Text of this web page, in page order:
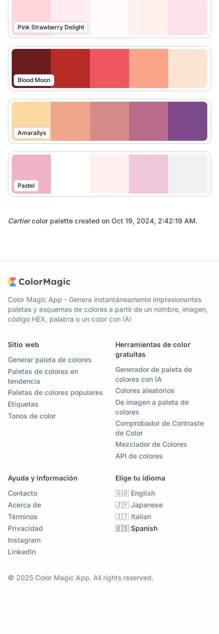
Pink Strawberry Delight
Blood Moon
Amarallys
Pastel
Cartiercolor palette created on Oct 19, 2024, 2:42:19 AM.
Color Magic App - Genera instantáneamente impresionantes
paletas y esquemas de colores a partir de un nombre, imagen,
código HEX, palabra o un color con IA!
Sitio web
Generar paleta de colores
Paletas de colores en
tendencia
Paletas de colores populares
Etiquetas
Tonos de color
Herramientas de color
gratuitas
Generador de paleta de
colores con IA
Colores aleatorios
De imagen a paleta de
colores
Comprobador de Contraste
de Color
Mezclador de Colores
API de colores
Ayuda y información
Contacto
Acerca de
Términos
Privacidad
Instagram
LinkedIn
Elige tu idioma
🇬🇧 English
🇯🇵 Japanese
🇮🇹 Italian
🇪🇸 Spanish
© 2025 Color Magic App. All rights reserved.